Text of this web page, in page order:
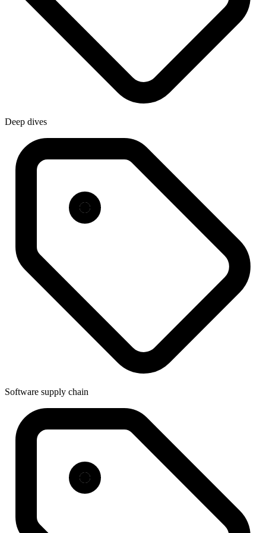
Deep dives
Software supply chain